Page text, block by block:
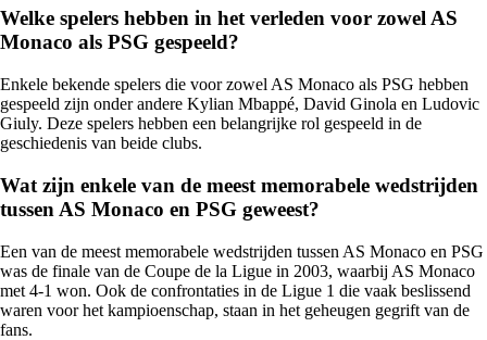
Welke spelers hebben in het verleden voor zowel AS
Monaco als PSG gespeeld?
Enkele bekende spelers die voor zowel AS Monaco als PSG hebben
gespeeld zijn onder andere Kylian Mbappé, David Ginola en Ludovic
Giuly. Deze spelers hebben een belangrijke rol gespeeld in de
geschiedenis van beide clubs.
Wat zijn enkele van de meest memorabele wedstrijden
tussen AS Monaco en PSG geweest?
Een van de meest memorabele wedstrijden tussen AS Monaco en PSG
was de finale van de Coupe de la Ligue in 2003, waarbij AS Monaco
met 4-1 won. Ook de confrontaties in de Ligue 1 die vaak beslissend
waren voor het kampioenschap, staan in het geheugen gegrift van de
fans.